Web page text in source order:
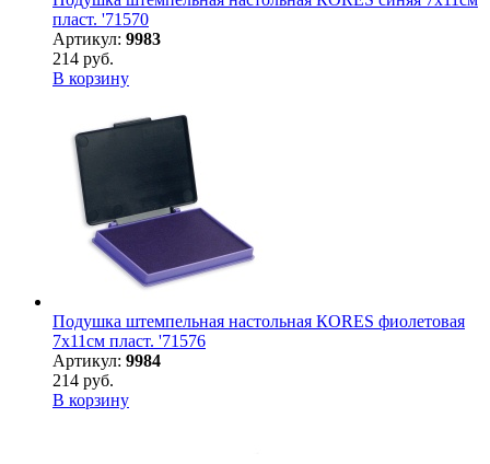
пласт. '71570
Артикул: 9983
214 руб.
В корзину
Подушка штемпельная настольная КORES фиолетовая
7х11см пласт. '71576
Артикул: 9984
214 руб.
В корзину